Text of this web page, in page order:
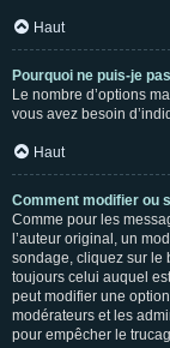
Haut
Pourquoi ne puis-je
Le nombre d’options
vous avez besoin
Haut
Comment modifier ou
Comme pour les
l’auteur original, un
sondage, cliquez sur le
toujours celui auquel
peut modifier une
modérateurs et les
pour empêcher le